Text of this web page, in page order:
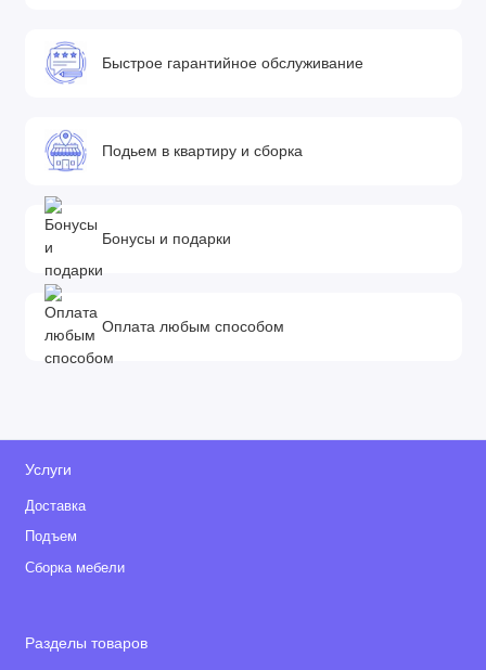
Быстрое гарантийное обслуживание
Подьем в квартиру и сборка
Бонусы и подарки
Оплата любым способом
Услуги
Доставка
Подъем
Сборка мебели
Разделы товаров